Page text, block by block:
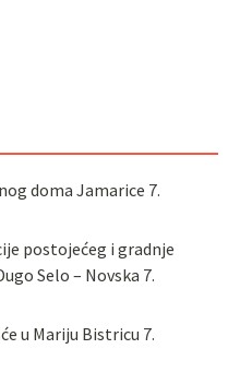
doma Jamarice 7.
postojećeg i gradnje
Selo – Novska 7.
u Mariju Bistricu 7.